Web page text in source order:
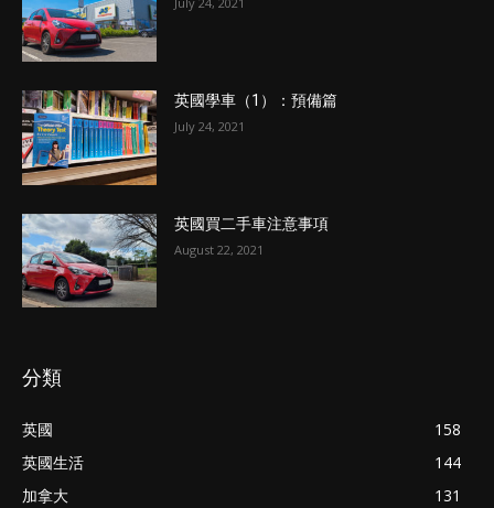
英國學車（1）：預備篇
July 24, 2021
英國買二手車注意事項
August 22, 2021
分類
英國
158
英國生活
144
加拿大
131